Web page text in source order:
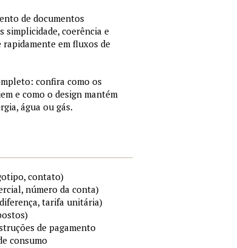
de documentos
coerência e
em fluxos de
confira como os
e como o design mantém
água ou gás.
contato)
número da conta)
tarifa unitária)
de pagamento
consumo